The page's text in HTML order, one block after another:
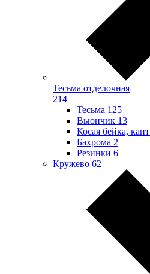
Тесьма отделочная
214
Тесьма 125
Вьюнчик 13
Косая бейка, кант
Бахрома 2
Резинки 6
Кружево 62